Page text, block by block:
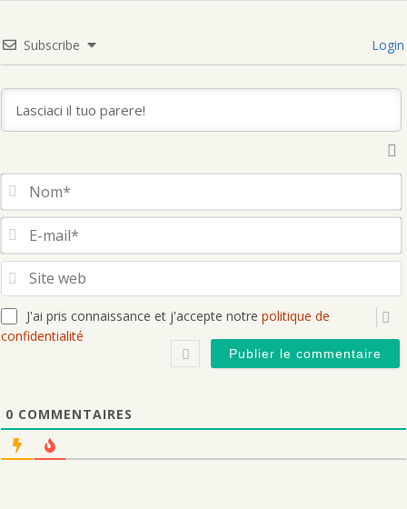
Subscribe Login
J'ai pris connaissance et j'accepte notre politique de
confidentialité
0 COMMENTAIRES